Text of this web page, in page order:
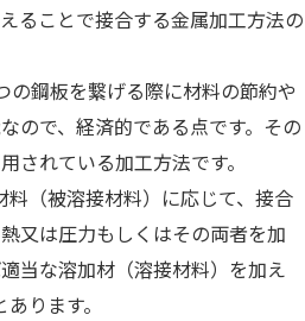
ることで接合する金属加工方法の
の鋼板を繋げる際に材料の節約や
ので、経済的である点です。その
されている加工方法です。
料（被溶接材料）に応じて、接合
又は圧力もしくはその両者を加
当な溶加材（溶接材料）を加え
ります。